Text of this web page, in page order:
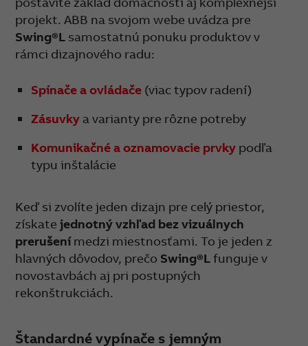
projekt. ABB na svojom webe uvádza pre
Swing®L samostatnú ponuku produktov v
rámci dizajnového radu:
Spínače a ovládače(viac typov radení)
Zásuvkya varianty pre rôzne potreby
Komunikačné a oznamovacie prvkypodľa
typu inštalácie
Keď si zvolíte jeden dizajn pre celý priestor,
získatejednotný vzhľad bez vizuálnych
prerušenímedzi miestnosťami. To je jeden z
hlavných dôvodov, prečo Swing®Lfunguje v
novostavbách aj pri postupných
rekonštrukciách.
Štandardné vypínače s jemným